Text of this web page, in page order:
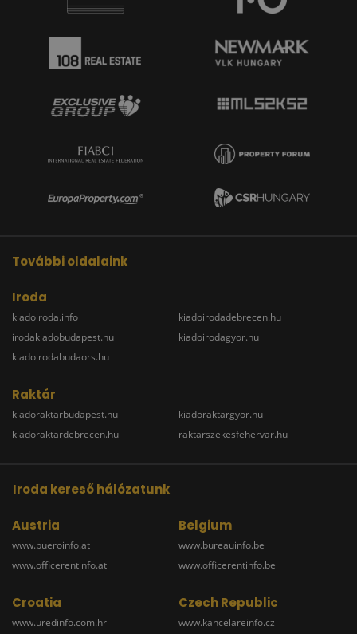
További oldalaink
Iroda
kiadoiroda.info
irodakiadobudapest.hu
kiadoirodabudaors.hu
kiadoirodadebrecen.hu
kiadoirodagyor.hu
Raktár
kiadoraktarbudapest.hu
kiadoraktardebrecen.hu
kiadoraktargyor.hu
raktarszekesfehervar.hu
Iroda kereső hálózatunk
Austria
www.bueroinfo.at
www.officerentinfo.at
Belgium
www.bureauinfo.be
www.officerentinfo.be
Croatia
www.uredinfo.com.hr
Czech Republic
www.kancelareinfo.cz